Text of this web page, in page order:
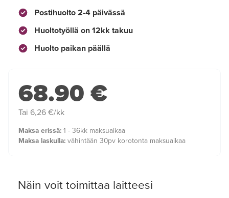
Postihuolto 2-4 päivässä
Huoltotyöllä on 12kk takuu
Huolto paikan päällä
68.90 €
Tai 6,26 €/kk
Maksa erissä: 1 - 36kk maksuaikaa
Maksa laskulla: vähintään 30pv korotonta maksuaikaa
Näin voit toimittaa laitteesi